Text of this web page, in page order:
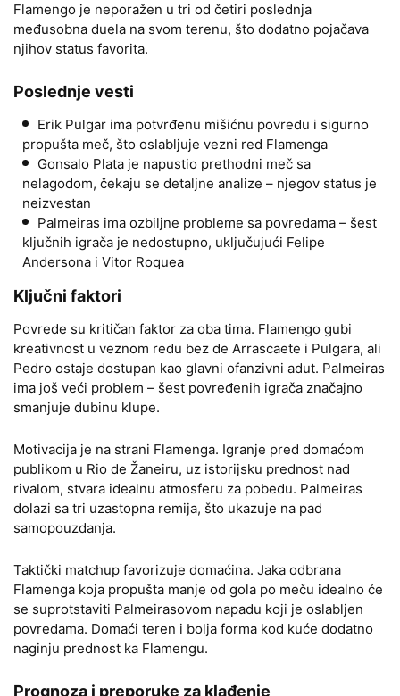
Flamengo je neporažen u tri od četiri poslednja
međusobna duela na svom terenu, što dodatno pojačava
njihov status favorita.
Poslednje vesti
Erik Pulgar ima potvrđenu mišićnu povredu i sigurno
propušta meč, što oslabljuje vezni red Flamenga
Gonsalo Plata je napustio prethodni meč sa
nelagodom, čekaju se detaljne analize – njegov status je
neizvestan
Palmeiras ima ozbiljne probleme sa povredama – šest
ključnih igrača je nedostupno, uključujući Felipe
Andersona i Vitor Roquea
Ključni faktori
Povrede su kritičan faktor za oba tima. Flamengo gubi
kreativnost u veznom redu bez de Arrascaete i Pulgara, ali
Pedro ostaje dostupan kao glavni ofanzivni adut. Palmeiras
ima još veći problem – šest povređenih igrača značajno
smanjuje dubinu klupe.
Motivacija je na strani Flamenga. Igranje pred domaćom
publikom u Rio de Žaneiru, uz istorijsku prednost nad
rivalom, stvara idealnu atmosferu za pobedu. Palmeiras
dolazi sa tri uzastopna remija, što ukazuje na pad
samopouzdanja.
Taktički matchup favorizuje domaćina. Jaka odbrana
Flamenga koja propušta manje od gola po meču idealno će
se suprotstaviti Palmeirasovom napadu koji je oslabljen
povredama. Domaći teren i bolja forma kod kuće dodatno
naginju prednost ka Flamengu.
Prognoza i preporuke za klađenje